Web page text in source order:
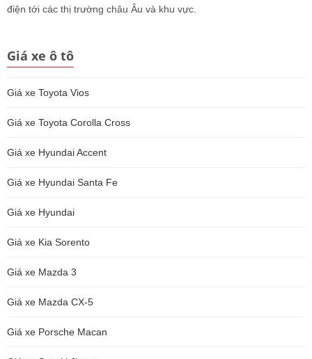
điện tới các thị trường châu Âu và khu vực.
Giá xe ô tô
Giá xe Toyota Vios
Giá xe Toyota Corolla Cross
Giá xe Hyundai Accent
Giá xe Hyundai Santa Fe
Giá xe Hyundai
Giá xe Kia Sorento
Giá xe Mazda 3
Giá xe Mazda CX-5
Giá xe Porsche Macan